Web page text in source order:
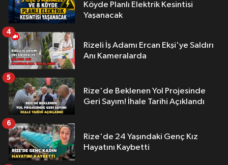
Köyde Planlı Elektrik Kesintisi
Yaşanacak
Rizeli İş Adamı Ercan Ekşi'ye Saldırı
Anı Kameralarda
4
Rize'de Beklenen Yol Projesinde
Geri Sayım! İhale Tarihi Açıklandı
5
Rize'de 24 Yaşındaki Genç Kız
Hayatını Kaybetti
6